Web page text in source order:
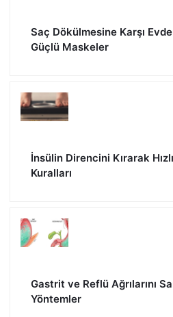
Saç Dökülmesine Karşı
Güçlü Maskeler
İnsülin Direncini Kırarak
Kuralları
Gastrit ve Reflü Ağrılarını
Yöntemler